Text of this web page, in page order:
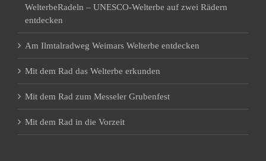
WelterbeRadeln – UNESCO-Welterbe auf zwei Rädern
entdecken
Am Ilmtalradweg Weimars Welterbe entdecken
Mit dem Rad das Welterbe erkunden
Mit dem Rad zum Messeler Grubenfest
Mit dem Rad in die Vorzeit